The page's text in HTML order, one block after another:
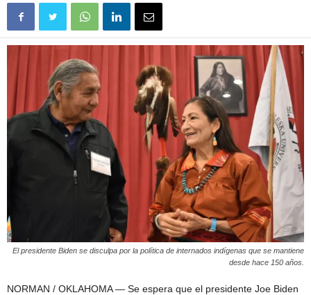
El presidente Biden se disculpa por la política de internados indígenas que se mantiene
desde hace 150 años.
NORMAN / OKLAHOMA — Se espera que el presidente Joe Biden